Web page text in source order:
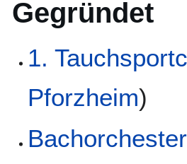
Gegründet
1.
Pforzheim)